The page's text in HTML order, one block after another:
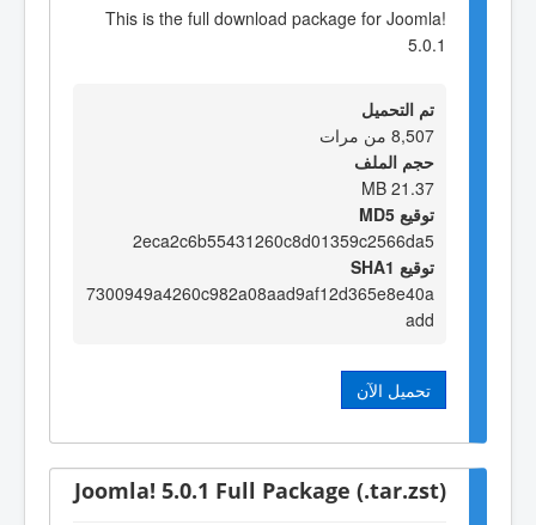
This is the full download package for Joomla!
5.0.1
تم التحميل
8,507 من مرات
حجم الملف
21.37 MB
توقيع MD5
2eca2c6b55431260c8d01359c2566da5
توقيع SHA1
7300949a4260c982a08aad9af12d365e8e40a
add
تحميل الآن
Joomla! 5.0.1 Full Package (.tar.zst)